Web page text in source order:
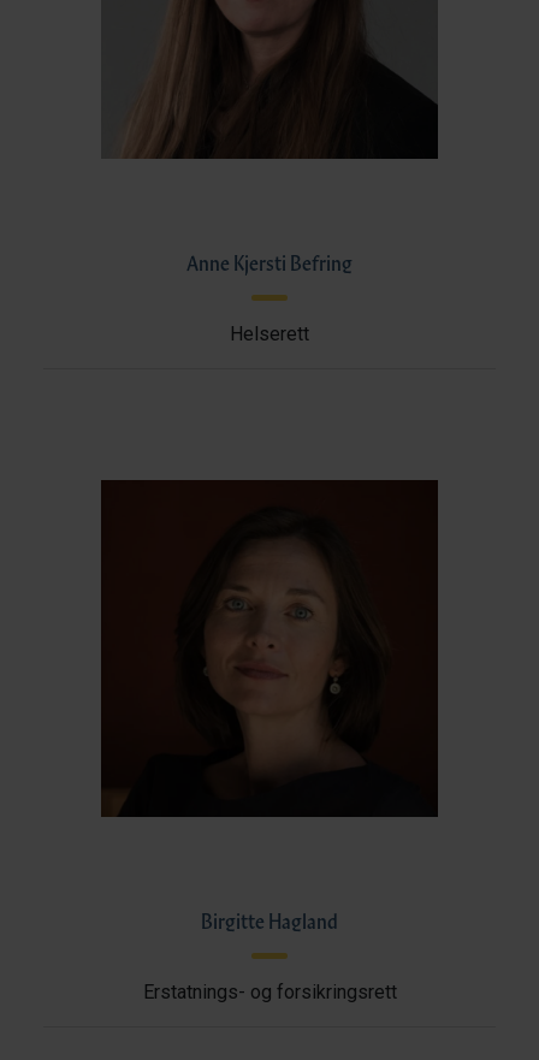
Anne Kjersti Befring
Helserett
Birgitte Hagland
Erstatnings- og forsikringsrett